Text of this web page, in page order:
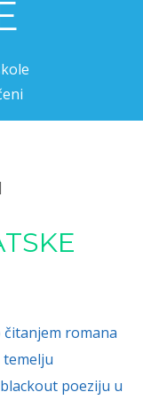
romana
temelju
poeziju u